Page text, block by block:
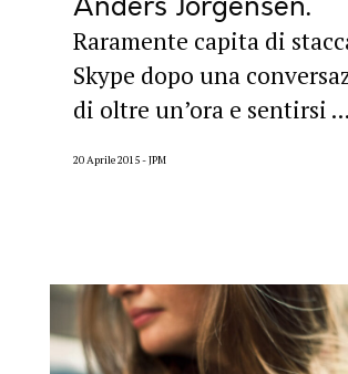
Anders Jörgensen
Raramente capita di
Skype dopo una
di oltre un’ora e sentirsi ...
20 Aprile 2015 JPM